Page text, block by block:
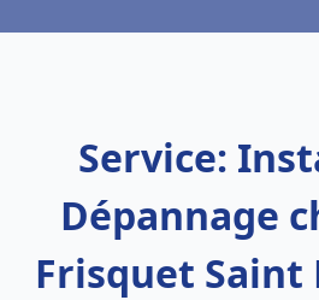
Service:
Dépannage
Frisquet Saint